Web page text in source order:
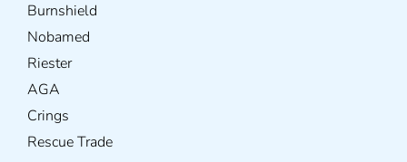
Burnshield
Nobamed
Riester
AGA
Crings
Rescue Trade